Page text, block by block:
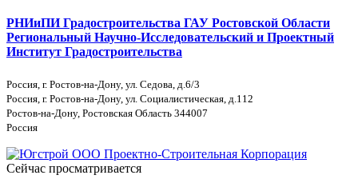
РНИиПИ Градостроительства ГАУ Ростовской Области
Региональный Научно-Исследовательский и Проектный
Институт Градостроительства
Россия, г. Ростов-на-Дону, ул. Седова, д.6/3
Россия, г. Ростов-на-Дону, ул. Социалистическая, д.112
Ростов-на-Дону, Ростовская Область 344007
Россия
Сейчас просматривается